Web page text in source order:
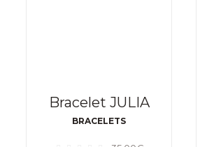
Bracelet JULIA
BRACELETS